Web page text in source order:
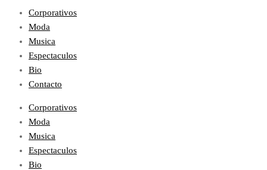
Corporativos
Moda
Musica
Espectaculos
Bio
Contacto
Corporativos
Moda
Musica
Espectaculos
Bio